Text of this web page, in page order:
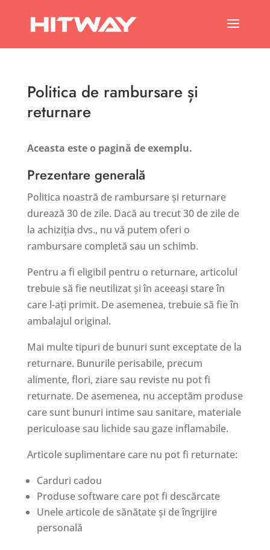
Politica de rambursare și
returnare
Aceasta este o pagină de exemplu.
Prezentare generală
Politica noastră de rambursare și returnare
durează 30 de zile. Dacă au trecut 30 de zile de
la achiziția dvs., nu vă putem oferi o
rambursare completă sau un schimb.
Pentru a fi eligibil pentru o returnare, articolul
trebuie să fie neutilizat și în aceeași stare în
care l-ați primit. De asemenea, trebuie să fie în
ambalajul original.
Mai multe tipuri de bunuri sunt exceptate de la
returnare. Bunurile perisabile, precum
alimente, flori, ziare sau reviste nu pot fi
returnate. De asemenea, nu acceptăm produse
care sunt bunuri intime sau sanitare, materiale
periculoase sau lichide sau gaze inflamabile.
Articole suplimentare care nu pot fi returnate:
Carduri cadou
Produse software care pot fi descărcate
Unele articole de sănătate și de îngrijire
personală